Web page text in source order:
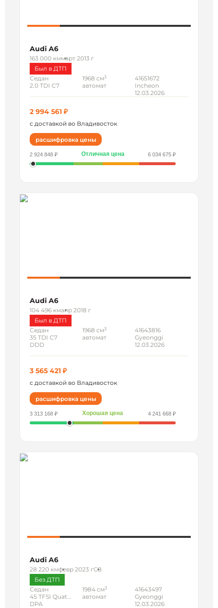
Audi A6
163 000 кммарт 2013 г
Был в ДТП
Седан
2.0 TDI C7
1968 см3
автомат
41651672
Incheon
12.03.2026
2 994 561 ₽
с доставкой во Владивосток
расшифровка цены
2 924 848 ₽ Отличная цена 6 034 675 ₽
Audi A6
104 496 кмапр 2018 г
Был в ДТП
Седан
35 TDI C7
DDD
1968 см3
автомат
41643816
Gyeonggi
12.03.2026
3 565 421 ₽
с доставкой во Владивосток
расшифровка цены
3 313 168 ₽ Хорошая цена 4 241 668 ₽
Audi A6
28 220 кмфевр 2023 гC8
Без ДТП
Седан
45 TFSI Quat...
DPA
1984 см3
автомат
41643497
Gyeonggi
12.03.2026